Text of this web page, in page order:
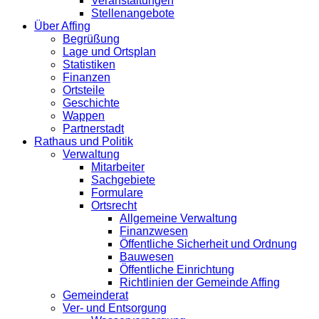
Stellenangebote
Über Affing
Begrüßung
Lage und Ortsplan
Statistiken
Finanzen
Ortsteile
Geschichte
Wappen
Partnerstadt
Rathaus und Politik
Verwaltung
Mitarbeiter
Sachgebiete
Formulare
Ortsrecht
Allgemeine Verwaltung
Finanzwesen
Öffentliche Sicherheit und Ordnung
Bauwesen
Öffentliche Einrichtung
Richtlinien der Gemeinde Affing
Gemeinderat
Ver- und Entsorgung